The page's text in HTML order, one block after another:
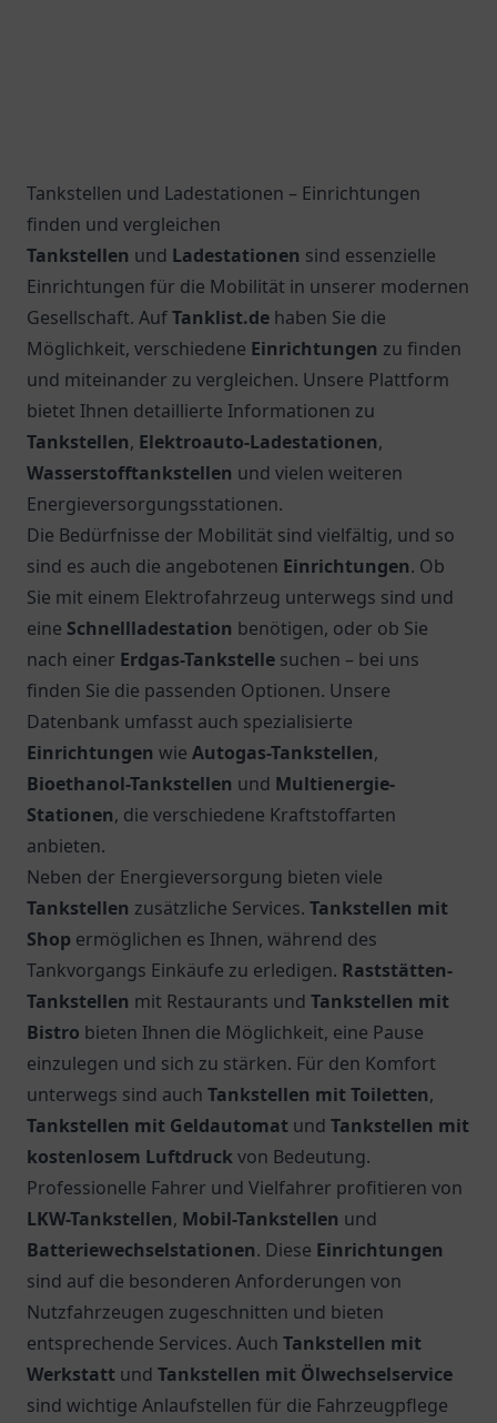
Tankstellen und Ladestationen – Einrichtungen
finden und vergleichen
Tankstellen und Ladestationen sind essenzielle
Einrichtungen für die Mobilität in unserer modernen
Gesellschaft. AufTanklist.de haben Sie die
Möglichkeit, verschiedene Einrichtungen zu finden
und miteinander zu vergleichen. Unsere Plattform
bietet Ihnen detaillierte Informationen zu
Tankstellen, Elektroauto-Ladestationen,
Wasserstofftankstellen und vielen weiteren
Energieversorgungsstationen.
Die Bedürfnisse der Mobilität sind vielfältig, und so
sind es auch die angebotenen Einrichtungen. Ob
Sie mit einem Elektrofahrzeug unterwegs sind und
eine Schnellladestation benötigen, oder ob Sie
nach einer Erdgas-Tankstelle suchen – bei uns
finden Sie die passenden Optionen. Unsere
Datenbank umfasst auch spezialisierte
Einrichtungen wie Autogas-Tankstellen,
Bioethanol-Tankstellen und Multienergie-
Stationen, die verschiedene Kraftstoffarten
anbieten.
Neben der Energieversorgung bieten viele
Tankstellen zusätzliche Services. Tankstellen mit
Shop ermöglichen es Ihnen, während des
Tankvorgangs Einkäufe zu erledigen. Raststätten-
Tankstellen mit Restaurants und Tankstellen mit
Bistro bieten Ihnen die Möglichkeit, eine Pause
einzulegen und sich zu stärken. Für den Komfort
unterwegs sind auch Tankstellen mit Toiletten,
Tankstellen mit Geldautomat und Tankstellen mit
kostenlosem Luftdruckvon Bedeutung.
Professionelle Fahrer und Vielfahrer profitieren von
LKW-Tankstellen, Mobil-Tankstellen und
Batteriewechselstationen. Diese Einrichtungen
sind auf die besonderen Anforderungen von
Nutzfahrzeugen zugeschnitten und bieten
entsprechende Services. Auch Tankstellen mit
Werkstatt und Tankstellen mit Ölwechselservice
sind wichtige Anlaufstellen für die Fahrzeugpflege